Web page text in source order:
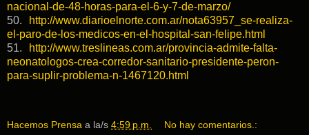
nacional-de-48-horas-para-el-6-y-7-de-marzo/
50.
http://www.diarioelnorte.com.ar/nota63957_se-realiza-
el-paro-de-los-medicos-en-el-hospital-san-felipe.html
51.
http://www.treslineas.com.ar/provincia-admite-falta-
neonatologos-crea-corredor-sanitario-presidente-peron-
para-suplir-problema-n-1467120.html
Hacemos Prensa a la/s 4:59 p.m. No hay comentarios.: